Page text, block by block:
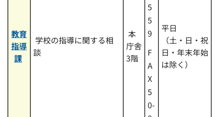
教育
指導
課
学校の指導に関する相
談
本
庁舎
3階
5
5
9
F
A
X
5
0-
平日
（土・日・祝
日・年末年始
は除く）